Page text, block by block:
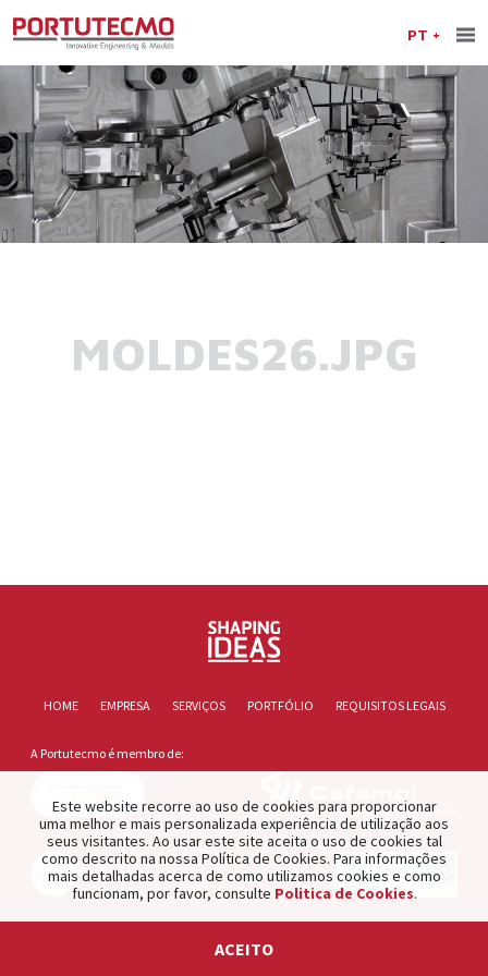
Este website recorre ao uso de cookies para proporcionar
uma melhor e mais personalizada experiência de utilização aos
seus visitantes. Ao usar este site aceita o uso de cookies tal
como descrito na nossa Política de Cookies. Para informações
mais detalhadas acerca de como utilizamos cookies e como
funcionam, por favor, consulte Politica de Cookies.
ACEITO
PT
MOLDES26.JPG
HOME EMPRESA SERVIÇOS PORTFÓLIO REQUISITOS LEGAIS
A Portutecmo é membro de: